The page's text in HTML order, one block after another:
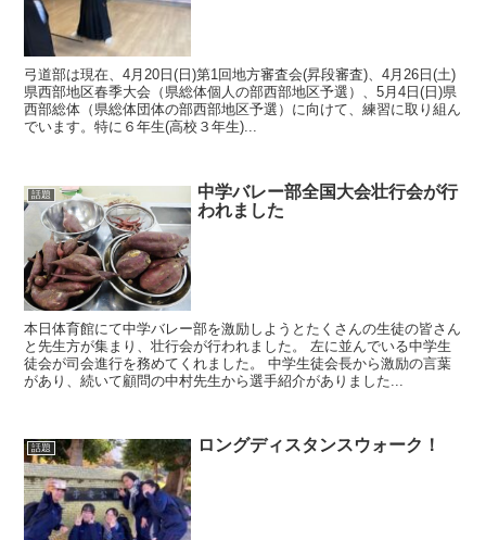
弓道部は現在、4月20日(日)第1回地方審査会(昇段審査)、4月26日(土)
県西部地区春季大会（県総体個人の部西部地区予選）、5月4日(日)県
西部総体（県総体団体の部西部地区予選）に向けて、練習に取り組ん
でいます。特に６年生(高校３年生)...
話題
中学バレー部全国大会壮行会が行
われました
本日体育館にて中学バレー部を激励しようとたくさんの生徒の皆さん
と先生方が集まり、壮行会が行われました。 左に並んでいる中学生
徒会が司会進行を務めてくれました。 中学生徒会長から激励の言葉
があり、続いて顧問の中村先生から選手紹介がありました...
話題 ロングディスタンスウォーク！